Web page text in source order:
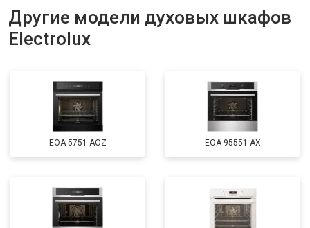
Другие модели духовых шкафов
Electrolux
EOA 5751 AOZ EOA 95551 AX